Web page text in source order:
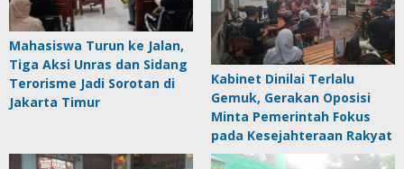
Mahasiswa Turun ke Jalan,
Tiga Aksi Unras dan Sidang
Terorisme Jadi Sorotan di
Jakarta Timur
Kabinet Dinilai Terlalu
Gemuk, Gerakan Oposisi
Minta Pemerintah Fokus
pada Kesejahteraan Rakyat